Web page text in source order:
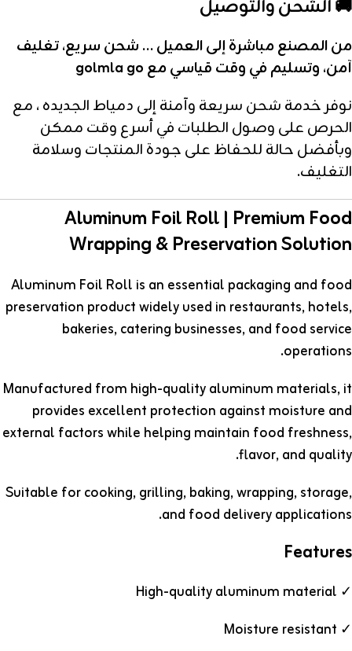
🚚 الشحن والتوصيل
من المصنع مباشرة إلى العميل … شحن سريع، تغليف
آمن، وتسليم في وقت قياسي مع golmla go
نوفر خدمة شحن سريعة وآمنة إلى دمياط الجديده ، مع
الحرص على وصول الطلبات في أسرع وقت ممكن
وبأفضل حالة للحفاظ على جودة المنتجات وسلامة
التغليف.
Aluminum Foil Roll | Premium Food
Wrapping & Preservation Solution
Aluminum Foil Roll is an essential packaging and food
preservation product widely used in restaurants, hotels,
bakeries, catering businesses, and food service
operations.
Manufactured from high-quality aluminum materials, it
provides excellent protection against moisture and
external factors while helping maintain food freshness,
flavor, and quality.
Suitable for cooking, grilling, baking, wrapping, storage,
and food delivery applications.
Features
✓ High-quality aluminum material
✓ Moisture resistant